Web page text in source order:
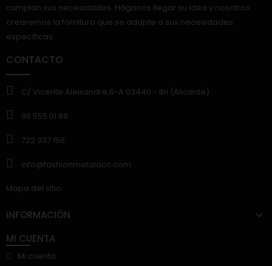
cumplan sus necesidades. Háganos llegar su idea y nosotros
crearemos la fornitura que se adapte a sus necesidades
específicas.
CONTACTO
C/ Vicente Aleixandre,6-A 03440.- Ibi (Alicante)
96 555 01 89
722 337 158
info@fashionmetalacc.com
Mapa del sitio
INFORMACIÓN
MI CUENTA
Mi cuenta